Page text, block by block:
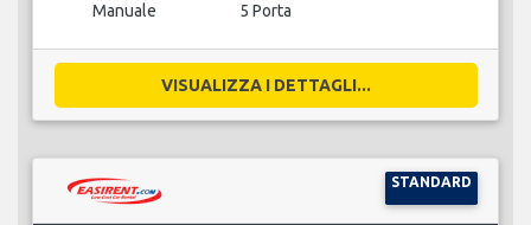
Manuale 5 Porta
VISUALIZZA I DETTAGLI...
STANDARD